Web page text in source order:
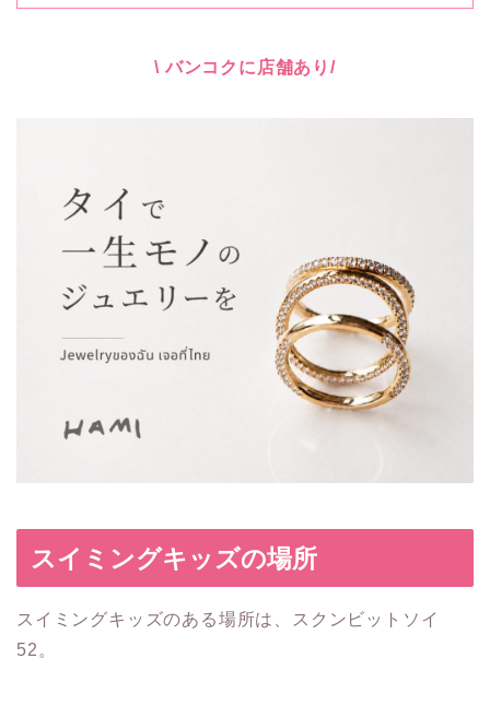
\ バンコクに店舗あり/
スイミングキッズの場所
スイミングキッズのある場所は、スクンビットソイ
52。